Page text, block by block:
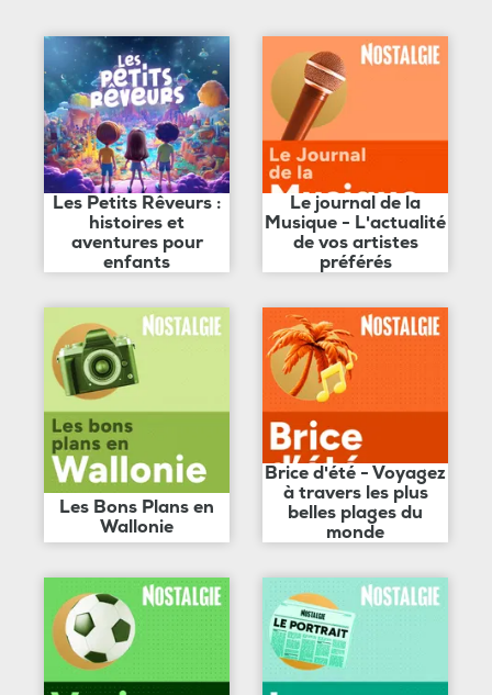
Les Petits Rêveurs :
histoires et
aventures pour
enfants
Le journal de la
Musique - L'actualité
de vos artistes
préférés
Les Bons Plans en
Wallonie
Brice d'été - Voyagez
à travers les plus
belles plages du
monde